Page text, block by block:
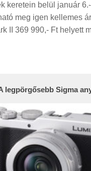
keretein belül január
meg igen kellemes
II 369 990,- Ft helyett
legpörgősebb Sigma